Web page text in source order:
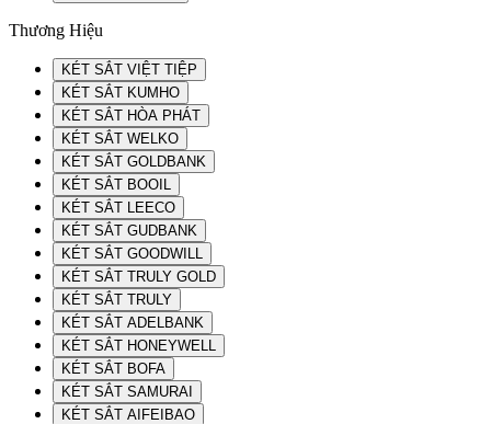
Thương Hiệu
KÉT SẮT VIỆT TIỆP
KÉT SẮT KUMHO
KÉT SẮT HÒA PHÁT
KÉT SẮT WELKO
KÉT SẮT GOLDBANK
KÉT SẮT BOOIL
KÉT SẮT LEECO
KÉT SẮT GUDBANK
KÉT SẮT GOODWILL
KÉT SẮT TRULY GOLD
KÉT SẮT TRULY
KÉT SẮT ADELBANK
KÉT SẮT HONEYWELL
KÉT SẮT BOFA
KÉT SẮT SAMURAI
KÉT SẮT AIFEIBAO